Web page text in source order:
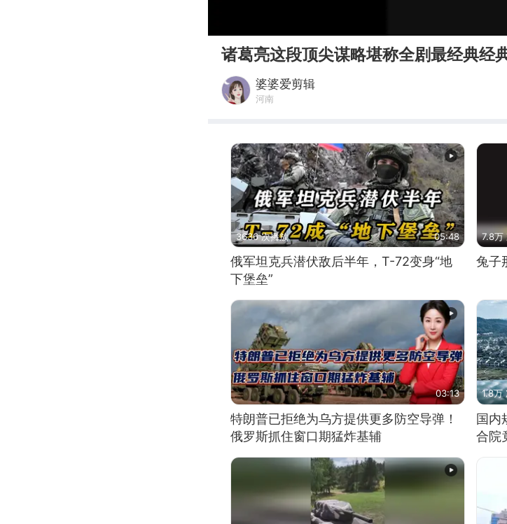
诸葛亮这段顶尖谋略堪称全剧最经典经
婆婆爱剪辑
河南
3636 次播放 05:48
俄军坦克兵潜伏敌后半年，T-72变身“地
下堡垒”
7.8万
兔子
03:13
特朗普已拒绝为乌方提供更多防空导弹！
俄罗斯抓住窗口期猛炸基辅
1.8万
国内
合院